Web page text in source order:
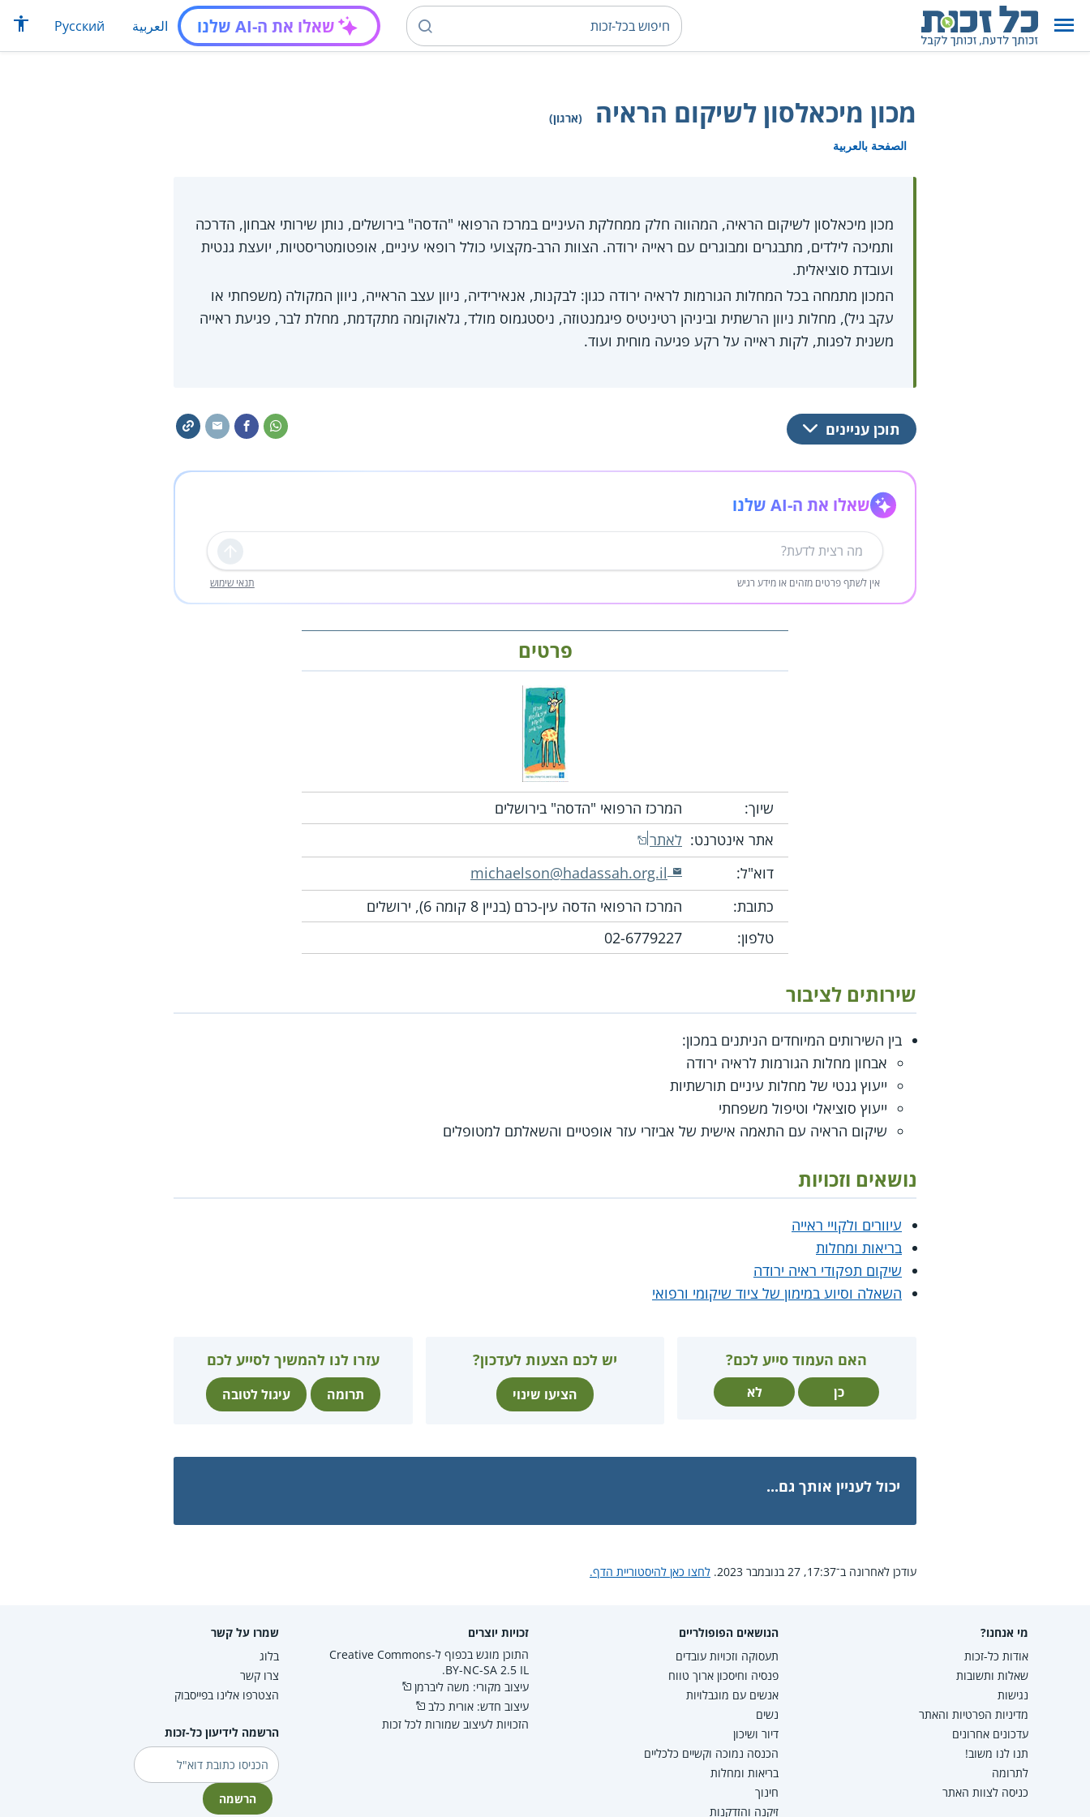
שאלו את ה-AI שלנו العربية Русский
מכון מיכאלסון לשיקום הראיה
(ארגון)
الصفحة بالعربية
מכון מיכאלסון לשיקום הראיה, המהווה חלק ממחלקת העיניים במרכז הרפואי "הדסה" בירושלים, נותן שירותי אבחון, הדרכה
ותמיכה לילדים, מתבגרים ומבוגרים עם ראייה ירודה. הצוות הרב-מקצועי כולל רופאי עיניים, אופטומטריסטיות, יועצת גנטית
ועובדת סוציאלית.
המכון מתמחה בכל המחלות הגורמות לראיה ירודה כגון: לבקנות, אנאירידיה, ניוון עצב הראייה, ניוון המקולה (משפחתי או
עקב גיל), מחלות ניוון הרשתית וביניהן רטיניטיס פיגמנטוזה, ניסטגמוס מולד, גלאוקומה מתקדמת, מחלת לבר, פגיעת ראייה
משנית לפגות, לקות ראייה על רקע פגיעה מוחית ועוד.
תוכן עניינים
שאלו את ה-AI שלנו
שליחה
אין לשתף פרטים מזהים או מידע רגיש תנאי שימוש
פרטים
שיוך:
המרכז הרפואי "הדסה" בירושלים
אתר אינטרנט: לאתר
דוא"ל:
michaelson@hadassah.org.il
כתובת:
המרכז הרפואי הדסה עין-כרם (בניין 8 קומה 6), ירושלים
טלפון:
02-6779227
שירותים לציבור
בין השירותים המיוחדים הניתנים במכון:
אבחון מחלות הגורמות לראיה ירודה
ייעוץ גנטי של מחלות עיניים תורשתיות
ייעוץ סוציאלי וטיפול משפחתי
שיקום הראיה עם התאמה אישית של אביזרי עזר אופטיים והשאלתם למטופלים
נושאים וזכויות
עיוורים ולקויי ראייה
בריאות ומחלות
שיקום תפקודי ראיה ירודה
השאלה וסיוע במימון של ציוד שיקומי ורפואי
האם העמוד סייע לכם?
כן לא
יש לכם הצעות לעדכון?
הציעו שינוי
עזרו לנו להמשיך לסייע לכם
תרומה עיגול לטובה
יכול לעניין אותך גם...
עודכן לאחרונה ב־17:37, 27 בנובמבר 2023. לחצו כאן להיסטוריית הדף.
מי אנחנו?
אודות כל-זכות
שאלות ותשובות
נגישות
מדיניות הפרטיות והאתר
עדכונים אחרונים
תנו לנו משוב!
לתרומה
כניסה לצוות האתר
הנושאים הפופולריים
תעסוקה וזכויות עובדים
פנסיה וחיסכון ארוך טווח
אנשים עם מוגבלויות
נשים
דיור ושיכון
הכנסה נמוכה וקשיים כלכליים
בריאות ומחלות
חינוך
זיקנה והזדקנות
זכויות יוצרים
התוכן מוגש בכפוף ל-Creative Commons
BY-NC-SA 2.5 IL.
עיצוב מקורי: משה ליברמן
עיצוב חדש: אורית כלב
הזכויות לעיצוב שמורות לכל זכות
שמרו על קשר
בלוג
צרו קשר
הצטרפו אלינו בפייסבוק
הרשמה לידיעון כל-זכות
דוא"ל
הרשמה